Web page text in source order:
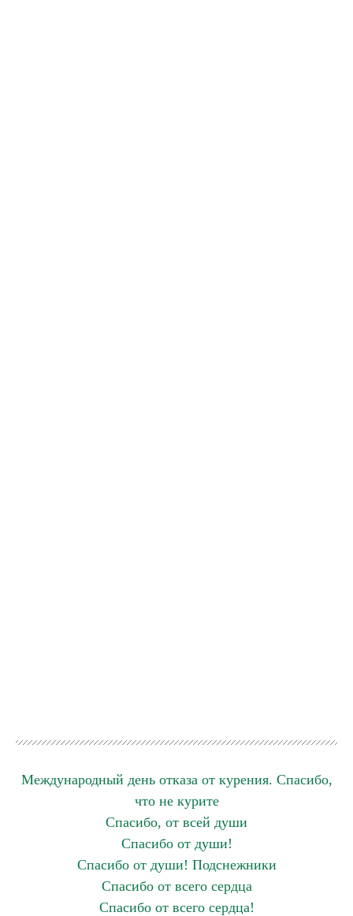
Международный день отказа от курения. Спасибо,
что не курите
Спасибо, от всей души
Спасибо от души!
Спасибо от души! Подснежники
Спасибо от всего сердца
Спасибо от всего сердца!